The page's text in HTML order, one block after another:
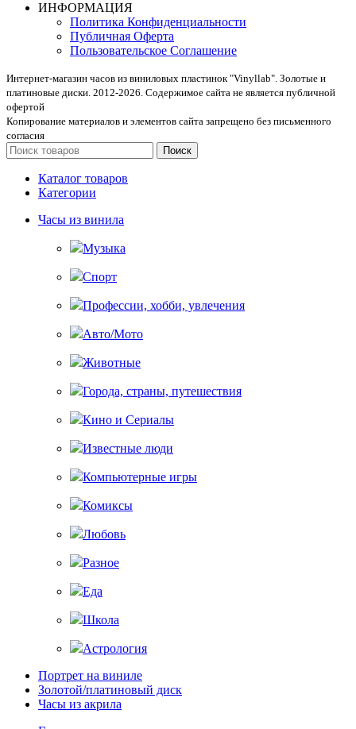
ИНФОРМАЦИЯ
Политика Конфиденциальности
Публичная Оферта
Пользовательское Соглашение
Интернет-магазин часов из виниловых пластинок "Vinyllab". Золотые и
платиновые диски. 2012-2026. Содержимое сайта не является публичной
офертой
Копирование материалов и элементов сайта запрещено без письменного
согласия
Поиск
Каталог товаров
Категории
Часы из винила
Музыка
Спорт
Профессии, хобби, увлечения
Авто/Мото
Животные
Города, страны, путешествия
Кино и Сериалы
Известные люди
Компьютерные игры
Комиксы
Любовь
Разное
Еда
Школа
Астрология
Портрет на виниле
Золотой/платиновый диск
Часы из акрила